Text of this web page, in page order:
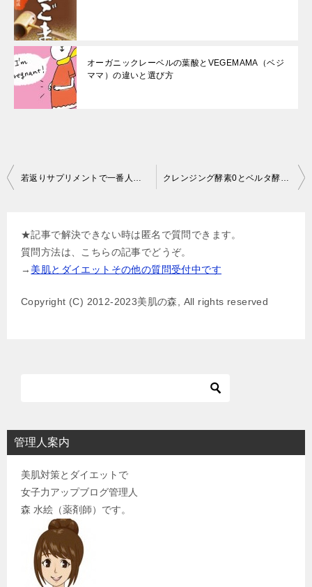
オーガニックレーベルの葉酸とVEGEMAMA（ベジ
ママ）の違いと選び方
投
若返りサプリメントで一番人気は馬プラセンタ？ クレンジング酵素0とベルタ酵素の違い比較と選び方
★記事で解決できない時は匿名で質問できます。
質問方法は、こちらの記事でどうぞ。
→ 美肌とダイエットその他の質問受付中です
Copyright (C) 2012-2023美肌の森, All rights reserved
管理人案内
美肌対策とダイエットで
女子力アップブログ管理人
森 水絵（薬剤師）です。